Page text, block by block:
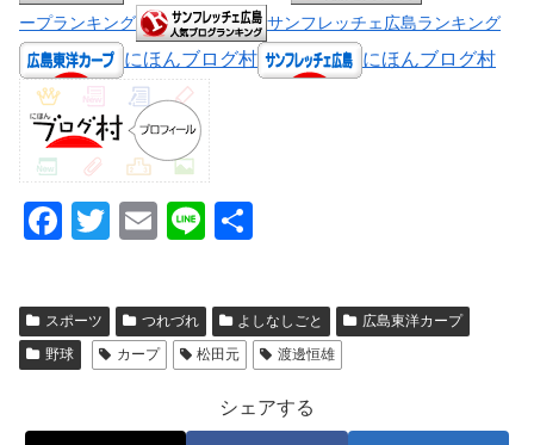
ープランキング
サンフレッチェ広島ランキング
にほんブログ村 にほんブログ村
F
c
e
b
T
tt
er
E
ail
Li
e
スポーツ つれづれ よしなしごと
広島東洋カープ
野球
カープ 松田元 渡邊恒雄
シェアする